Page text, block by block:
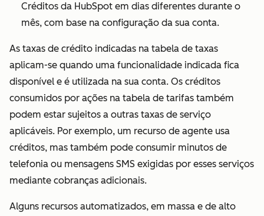
Créditos da HubSpot em dias diferentes durante o
mês, com base na configuração da sua conta.
As taxas de crédito indicadas na tabela de taxas
aplicam-se quando uma funcionalidade indicada fica
disponível e é utilizada na sua conta. Os créditos
consumidos por ações na tabela de tarifas também
podem estar sujeitos a outras taxas de serviço
aplicáveis. Por exemplo, um recurso de agente usa
créditos, mas também pode consumir minutos de
telefonia ou mensagens SMS exigidas por esses serviços
mediante cobranças adicionais.
Alguns recursos automatizados, em massa e de alto